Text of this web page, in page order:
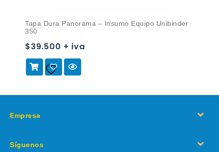
Tapa Dura Panorama – Insumo Equipo Unibinder
350
$39.500 + iva
Empresa
Síguenos